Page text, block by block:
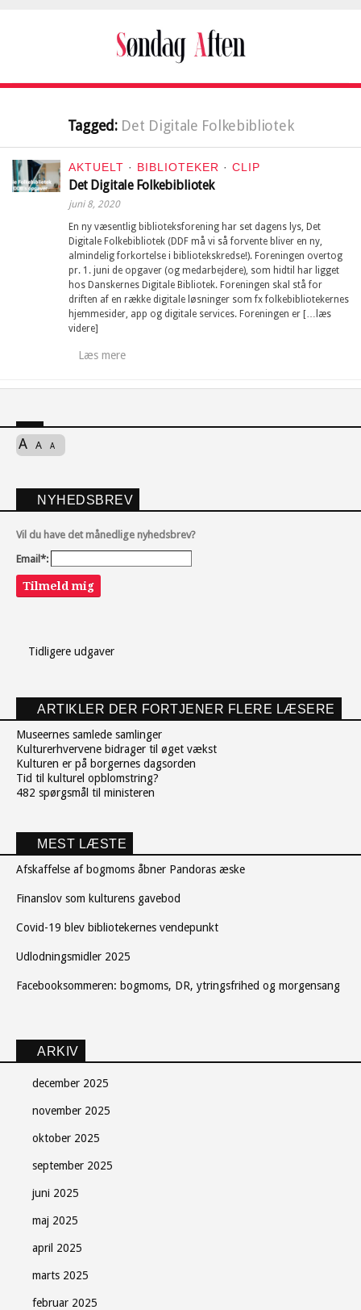
Tagged: Det Digitale Folkebibliotek
AKTUELT · BIBLIOTEKER · CLIP
Det Digitale Folkebibliotek
juni 8, 2020
En ny væsentlig biblioteksforening har set dagens lys, Det
Digitale Folkebibliotek (DDF må vi så forvente bliver en ny,
almindelig forkortelse i bibliotekskredse!). Foreningen overtog
pr. 1. juni de opgaver (og medarbejdere), som hidtil har ligget
hos Danskernes Digitale Bibliotek. Foreningen skal stå for
driften af en række digitale løsninger som fx folkebibliotekernes
hjemmesider, app og digitale services. Foreningen er […læs
videre]
Læs mere
A A A
NYHEDSBREV
Vil du have det månedlige nyhedsbrev?
Email*:
Tilmeld mig
Tidligere udgaver
ARTIKLER DER FORTJENER FLERE LÆSERE
Museernes samlede samlinger
Kulturerhvervene bidrager til øget vækst
Kulturen er på borgernes dagsorden
Tid til kulturel opblomstring?
482 spørgsmål til ministeren
MEST LÆSTE
Afskaffelse af bogmoms åbner Pandoras æske
Finanslov som kulturens gavebod
Covid-19 blev bibliotekernes vendepunkt
Udlodningsmidler 2025
Facebooksommeren: bogmoms, DR, ytringsfrihed og morgensang
ARKIV
december 2025
november 2025
oktober 2025
september 2025
juni 2025
maj 2025
april 2025
marts 2025
februar 2025